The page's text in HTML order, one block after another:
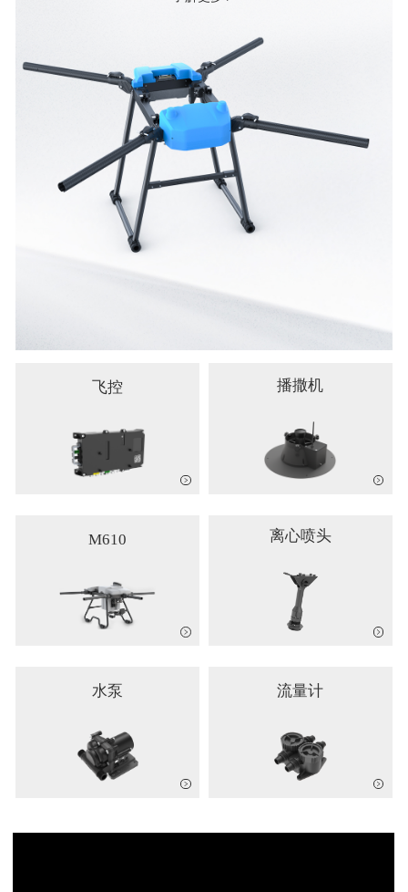
飞控 播撒机
M610 离心喷头
水泵 流量计